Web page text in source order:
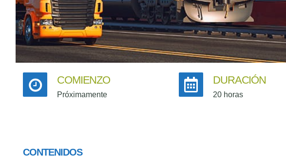
COMIENZO
Próximamente
DURACIÓN
20 horas
CONTENIDOS